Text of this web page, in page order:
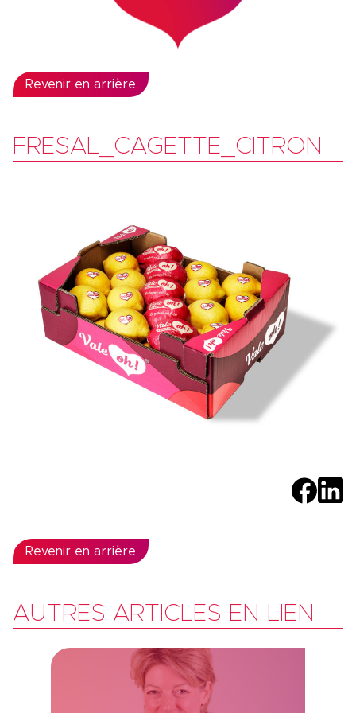
Revenir en arrière
FRESAL_CAGETTE_CITRON
Revenir en arrière
AUTRES ARTICLES EN LIEN